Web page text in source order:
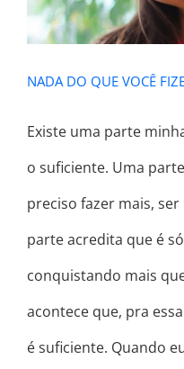
NADA DO QUE VOCÊ
Existe uma parte
o suficiente. Uma
preciso fazer mais,
parte acredita que é
conquistando mais
acontece que, pra
é suficiente. Quando